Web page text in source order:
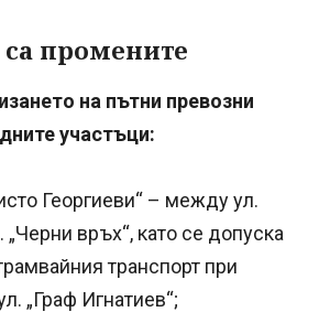
промените
на пътни превозни
участъци:
Георгиеви“ – между ул.
„Черни връх“, като се допуска
транспорт при
„Граф Игнатиев“;